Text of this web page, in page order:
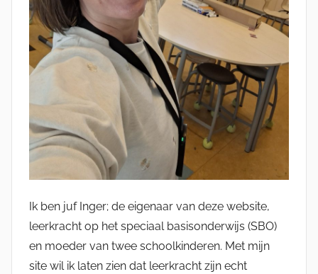
Ik ben juf Inger; de eigenaar van deze website,
leerkracht op het speciaal basisonderwijs (SBO)
en moeder van twee schoolkinderen. Met mijn
site wil ik laten zien dat leerkracht zijn echt